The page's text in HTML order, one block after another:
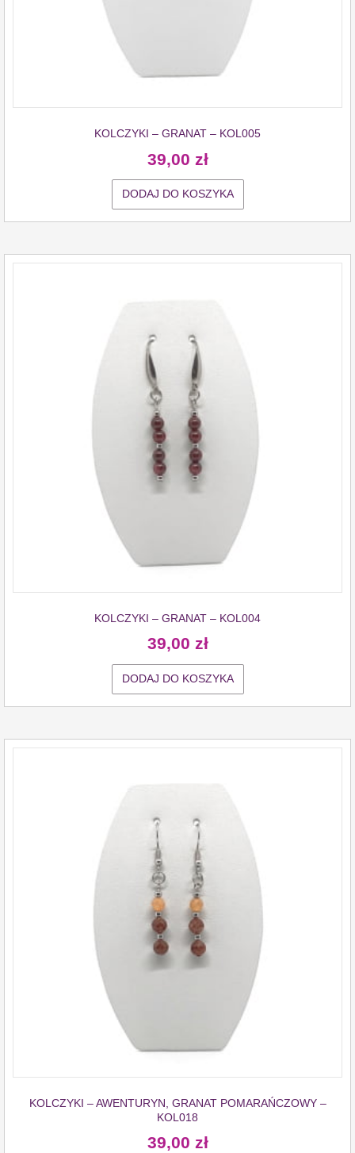
KOLCZYKI – GRANAT – KOL005
39,00 zł
DODAJ DO KOSZYKA
KOLCZYKI – GRANAT – KOL004
39,00 zł
DODAJ DO KOSZYKA
KOLCZYKI – AWENTURYN, GRANAT POMARAŃCZOWY –
KOL018
39,00 zł